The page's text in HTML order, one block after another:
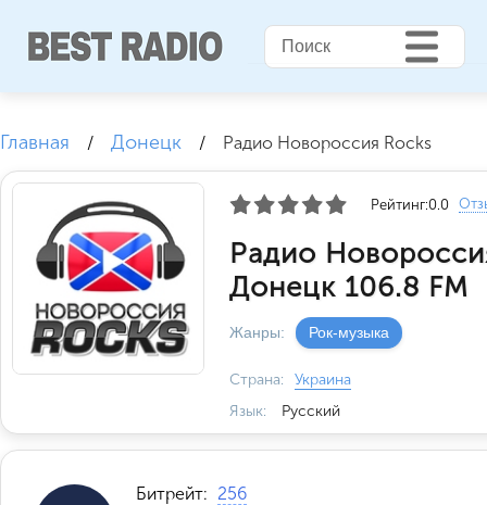
Главная / Донецк / Радио Новороссия Rocks
Рейтинг:0.0
Радио
Донецк 106.8 FM
Жанры: Рок-музыка
Страна:
Украина
Язык:
Русский
Битрейт: 256